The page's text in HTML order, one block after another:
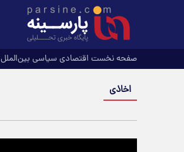
صفحه نخست اقتصادی سیاسی بین‌الملل
اخاذی